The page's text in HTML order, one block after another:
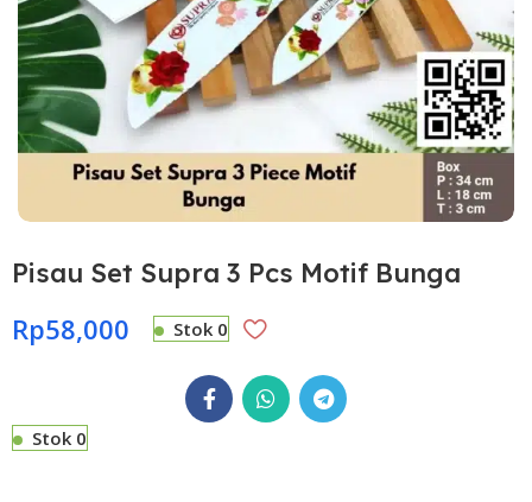
Pisau Set Supra 3 Pcs Motif Bunga
Rp58,000 Stok 0
Stok 0